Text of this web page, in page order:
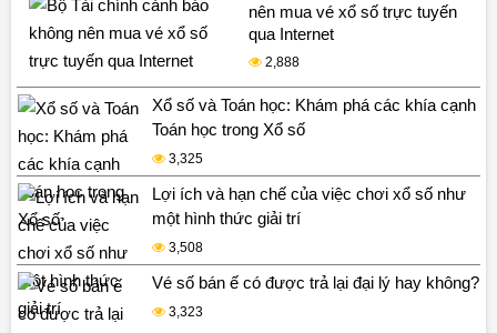
nên mua vé xổ số trực tuyến
qua Internet
2,888
Xổ số và Toán học: Khám phá các khía cạnh
Toán học trong Xổ số
3,325
Lợi ích và hạn chế của việc chơi xổ số như
một hình thức giải trí
3,508
Vé số bán ế có được trả lại đại lý hay không?
3,323